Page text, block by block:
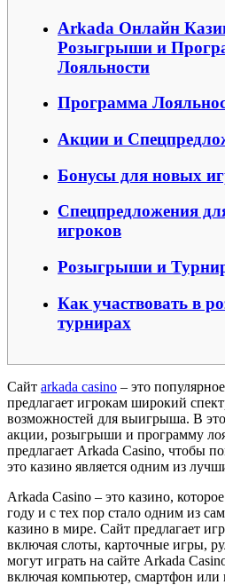
Arkada Онлайн
Розыгрыши и
Лояльности
Программа
Акции и
Бонусы для новых
Спецпредложения
игроков
Розыгрыши и
Как участвовать в
турнирах
Сайт arkada casino – это
предлагает игрокам широкий
возможностей для выигрыша. В
акции, розыгрыши и программу
предлагает Arkada Casino, чтобы
это казино является одним из
Arkada Casino – это казино,
году и с тех пор стало одним из
казино в мире. Сайт предлагает
включая слоты, карточные игры,
могут играть на сайте Arkada
включая компьютер, смартфон или